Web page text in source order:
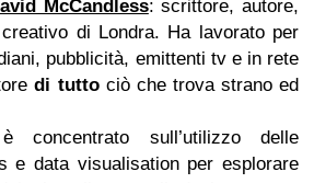
McCandless: scrittore, autore,
di Londra. Ha lavorato per
pubblicità, emittenti tv e in rete
di tuttociò che trova strano ed
concentrato sull’utilizzo delle
e data visualisation per esplorare